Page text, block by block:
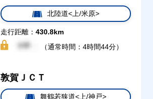
北陸道<上/米原>
走行距離： 430.8km
（通常時間：4時間44分）
敦賀ＪＣＴ
舞鶴若狭道<上/神戸>